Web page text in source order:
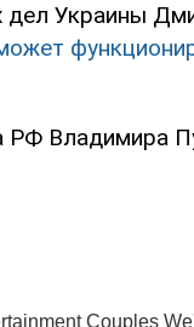
дел Украины
РФ Владимира